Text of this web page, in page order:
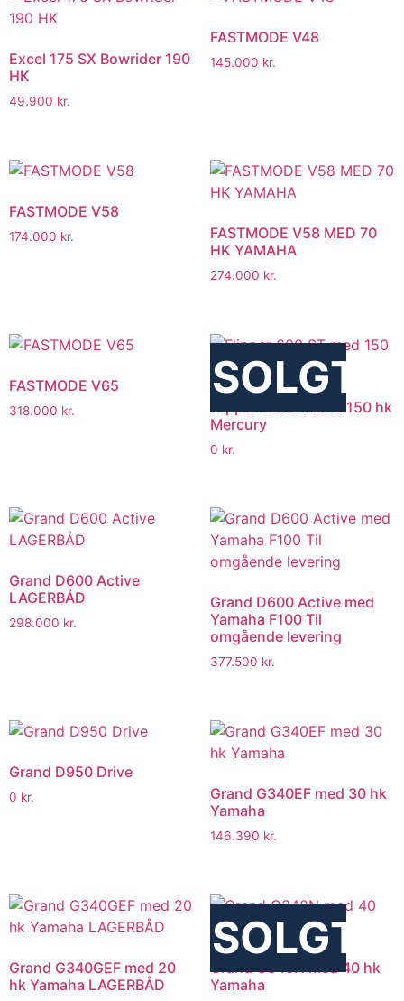
Excel 175 SX Bowrider 190
HK
49.900 kr.
FASTMODE V48
145.000 kr.
FASTMODE V58
174.000 kr.
FASTMODE V58 MED 70
HK YAMAHA
274.000 kr.
FASTMODE V65
318.000 kr.
SOLGT
Flipper 600 ST med 150 hk
Mercury
0 kr.
Grand D600 Active
LAGERBÅD
298.000 kr.
Grand D600 Active med
Yamaha F100 Til
omgående levering
377.500 kr.
Grand D950 Drive
0 kr.
Grand G340EF med 30 hk
Yamaha
146.390 kr.
Grand G340GEF med 20
hk Yamaha LAGERBÅD
SOLGT
Grand G340N med 40 hk
Yamaha